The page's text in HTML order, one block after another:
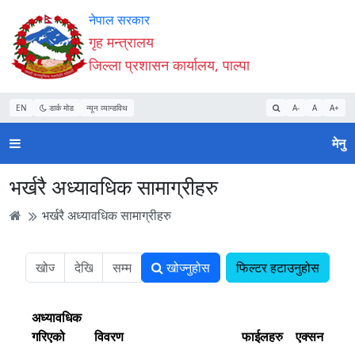
Accessibility
Mode
सुरु
गर्नुहोस्
सामाग्री
पढ्नुहाेस्
नेभिगेसन
पढ्नुहाेस्
वेबसाइट
खोजमा
जानुहोस्
नेपाल सरकार
गृह मन्त्रालय
जिल्ला प्रशासन कार्यालय, पाल्पा
EN डार्क मोड न्यून व्यान्डविथ A- A A+
मेनु
भर्खरै अध्यावधिक सामाग्रीहरु
भर्खरै अध्यावधिक सामाग्रीहरु
खोज्नुहोस फिल्टर हटाउनुहोस
अध्यावधिक
गरिएको
विवरण फाईलहरु एक्सन